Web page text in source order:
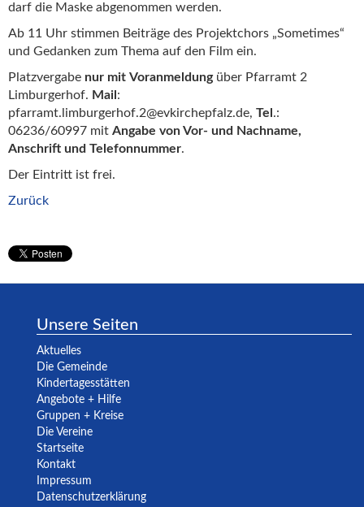
darf die Maske abgenommen werden.
Ab 11 Uhr stimmen Beiträge des Projektchors „Sometimes“
und Gedanken zum Thema auf den Film ein.
Platzvergabe nur mit Voranmeldung über Pfarramt 2
Limburgerhof. Mail :
pfarramt.limburgerhof.2@evkirchepfalz.de, Tel .:
06236/60997 mit Angabe von Vor- und Nachname,
Anschrift und Telefonnummer.
Der Eintritt ist frei.
Zurück
Unsere Seiten
Aktuelles
Die Gemeinde
Kindertagesstätten
Angebote + Hilfe
Gruppen + Kreise
Die Vereine
Startseite
Kontakt
Impressum
Datenschutzerklärung